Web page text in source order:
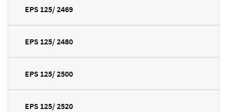
EPS 125/ 2469
EPS 125/ 2480
EPS 125/ 2500
EPS 125/ 2520